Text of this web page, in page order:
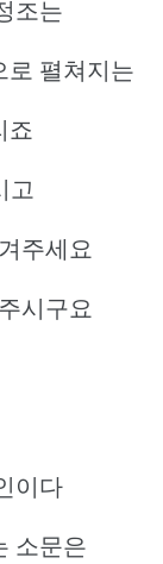
조는
로 펼쳐지는
죠
고
주세요
시구요
이다
소문은